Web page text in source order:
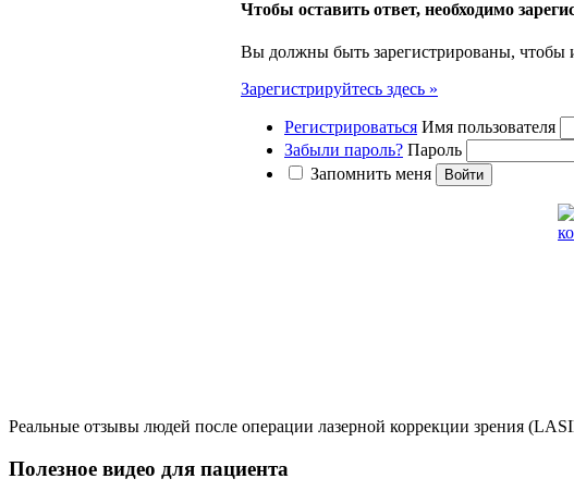
Чтобы оставить ответ, необходимо
Вы должны быть зарегистрированы, чтобы
Зарегистрируйтесь здесь »
Регистрироваться Имя пользователя
Забыли пароль? Пароль
Запомнить меня
Реальные отзывы людей после операции лазерной коррекции зрения
Полезное видео для пациента